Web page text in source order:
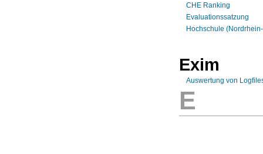
CHE Ranking
Evaluationssatzung
Hochschule
Exim
Auswertung von
E